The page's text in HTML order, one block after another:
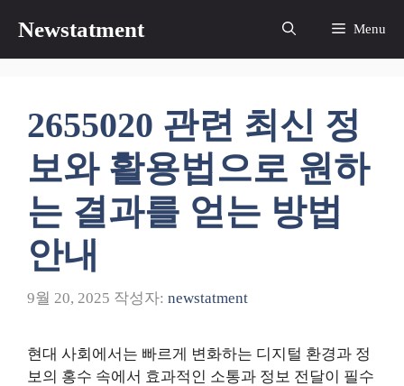
츠
Newstatment Menu
2655020 관련 최신 정
보와 활용법으로 원하
는 결과를 얻는 방법
안내
9월 20, 2025 작성자: newstatment
현대 사회에서는 빠르게 변화하는 디지털 환경과 정
보의 홍수 속에서 효과적인 소통과 정보 전달이 필수